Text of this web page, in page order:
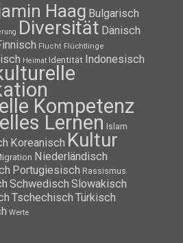
Haag Bulgarisch
Diversität Dänisch
Flucht Flüchtlinge
Heimat Identität Indonesisch
Kompetenz
Lernen Islam
Koreanisch Kultur
Niederländisch
Portugiesisch Rassismus
Schwedisch Slowakisch
Tschechisch Türkisch
Werte